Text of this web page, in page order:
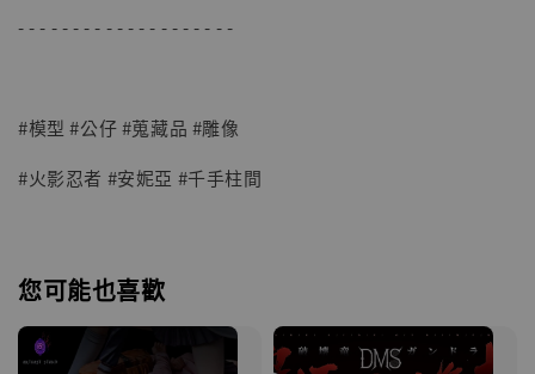
- - - - - - - - - - - - - - - - - - - -
#模型 #公仔 #蒐藏品 #雕像
#火影忍者 #安妮亞 #千手柱間
您可能也喜歡